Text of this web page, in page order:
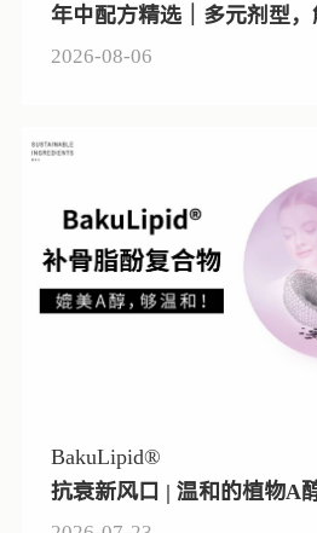
年中配方精选｜多元剂型
2026-08-06
BakuLipid®
抗衰新风口 | 温和的植物A